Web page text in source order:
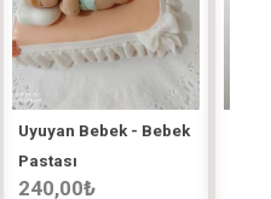
Uyuyan Bebek - Bebek
Pastası
240,00₺